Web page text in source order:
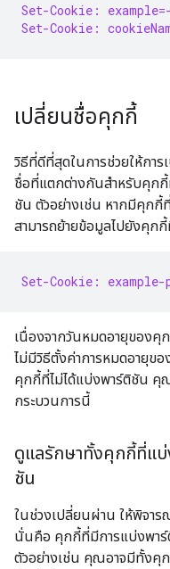
Set-Cookie:
Set-Cookie:
เปลี่ยนชื่อคุกกี้
วิธีที่ดีที่สุดในการช่วยให้กา
ชื่อที่แตกต่างกันสําหรับคุกกี้
ชัน ตัวอย่างเช่น หากมีคุก
สามารถย้ายข้อมูลไปยังคุก
Set-Cookie: example-
เนื่องจากวันหมดอายุของคุ
ไม่มีวิธีตั้งค่าการหมดอายุข
คุกกี้ที่ไม่ได้แบ่งพาร์ติชัน คุ
กระบวนการนี้
ดูแลรักษาทั้งคุกกี้ที่แบ่
ชัน
ในช่วงเปลี่ยนผ่าน ให้พิจา
นั่นคือ คุกกี้ที่มีการแบ่งพาร์
ตัวอย่างเช่น คุณอาจมีทั้งคุ